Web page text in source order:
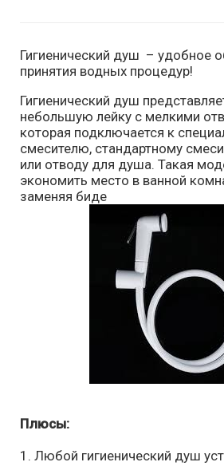
Гигиенический душ – удобное
принятия водных процедур!
Гигиенический душ
небольшую лейку с мелкими
которая подключается к
смесителю, стандартному
или отводу для душа. Такая
экономить место в ванной
заменяя биде
Плюсы:
1. Любой гигиенический душ